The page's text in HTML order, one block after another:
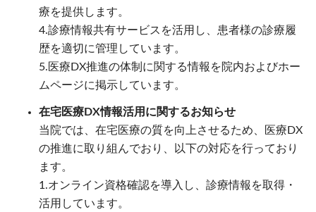
療を提供します。
4.診療情報共有サービスを活用し、患者様の診療履
歴を適切に管理しています。
5.医療DX推進の体制に関する情報を院内およびホー
ムページに掲示しています。
在宅医療DX情報活用に関するお知らせ
当院では、在宅医療の質を向上させるため、医療DX
の推進に取り組んでおり、以下の対応を行っており
ます。
1.オンライン資格確認を導入し、診療情報を取得・
活用しています。